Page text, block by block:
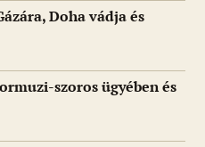
Doha vádja és
szoros ügyében és